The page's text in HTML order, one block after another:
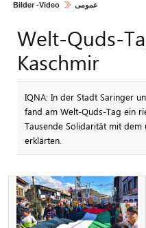
Bilder -Video عمومی
Welt-Quds-
Kaschmir
IQNA: In der Stadt Saringer
fand am Welt-Quds-Tag ein
Tausende Solidarität mit dem
erklärten.